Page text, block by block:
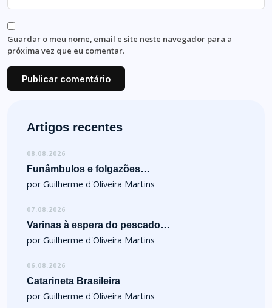
Guardar o meu nome, email e site neste navegador para a
próxima vez que eu comentar.
Artigos recentes
08.08.2026
Funâmbulos e folgazões…
por Guilherme d'Oliveira Martins
07.08.2026
Varinas à espera do pescado…
por Guilherme d'Oliveira Martins
06.08.2026
Catarineta Brasileira
por Guilherme d'Oliveira Martins